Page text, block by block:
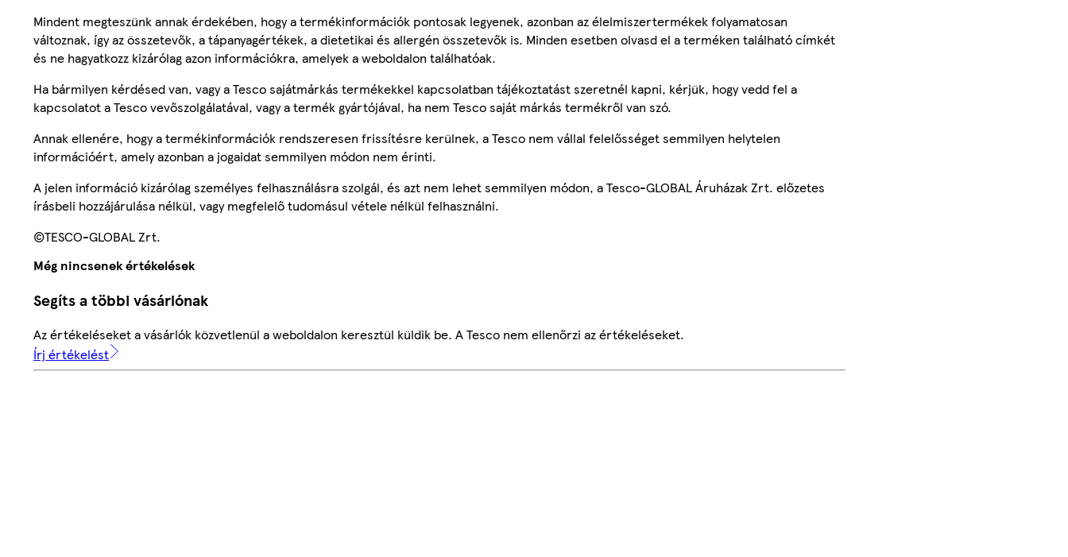
Mindent megteszünk annak érdekében, hogy a termékinformációk pontosak legyenek, azonban az élelmiszertermékek folyamatosan
változnak, így az összetevők, a tápanyagértékek, a dietetikai és allergén összetevők is. Minden esetben olvasd el a terméken található címkét
és ne hagyatkozz kizárólag azon információkra, amelyek a weboldalon találhatóak.
Ha bármilyen kérdésed van, vagy a Tesco sajátmárkás termékekkel kapcsolatban tájékoztatást szeretnél kapni, kérjük, hogy vedd fel a
kapcsolatot a Tesco vevőszolgálatával, vagy a termék gyártójával, ha nem Tesco saját márkás termékről van szó.
Annak ellenére, hogy a termékinformációk rendszeresen frissítésre kerülnek, a Tesco nem vállal felelősséget semmilyen helytelen
információért, amely azonban a jogaidat semmilyen módon nem érinti.
A jelen információ kizárólag személyes felhasználásra szolgál, és azt nem lehet semmilyen módon, a Tesco-GLOBAL Áruházak Zrt. előzetes
írásbeli hozzájárulása nélkül, vagy megfelelő tudomásul vétele nélkül felhasználni.
©TESCO-GLOBAL Zrt.
Még nincsenek értékelések
Segíts a többi vásárlónak
Az értékeléseket a vásárlók közvetlenül a weboldalon keresztül küldik be. A Tesco nem ellenőrzi az értékeléseket.
Írj értékelést